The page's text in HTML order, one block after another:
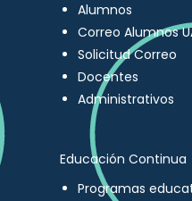
Alumnos
Correo Alumnos
Solicitud Correo
Docentes
Administrativos
Educación Continua
Programas